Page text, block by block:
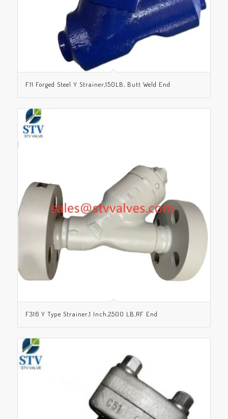
F11 Forged Steel Y Strainer,150LB, Butt Weld End
F316 Y Type Strainer,1 Inch,2500 LB,RF End